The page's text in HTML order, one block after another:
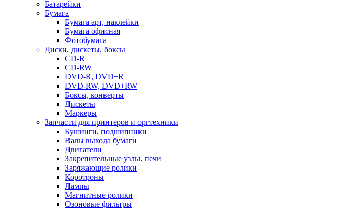
Батарейки
Бумага
Бумага арт, наклейки
Бумага офисная
Фотобумага
Диски, дискеты, боксы
CD-R
CD-RW
DVD-R, DVD+R
DVD-RW, DVD+RW
Боксы, конверты
Дискеты
Маркеры
Запчасти для принтеров и оргтехники
Бушинги, подшипники
Валы выхода бумаги
Двигатели
Закрепительные узлы, печи
Заряжающие ролики
Коротроны
Лампы
Магнитные ролики
Озоновые фильтры